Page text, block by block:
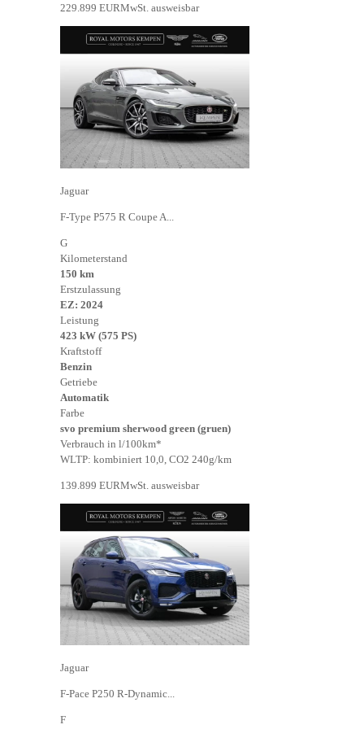
229.899 EURMwSt. ausweisbar
Jaguar
F-Type P575 R Coupe A...
G
Kilometerstand
150 km
Erstzulassung
EZ: 2024
Leistung
423 kW (575 PS)
Kraftstoff
Benzin
Getriebe
Automatik
Farbe
svo premium sherwood green (gruen)
Verbrauch in l/100km*
WLTP: kombiniert 10,0, CO2 240g/km
139.899 EURMwSt. ausweisbar
Jaguar
F-Pace P250 R-Dynamic...
F